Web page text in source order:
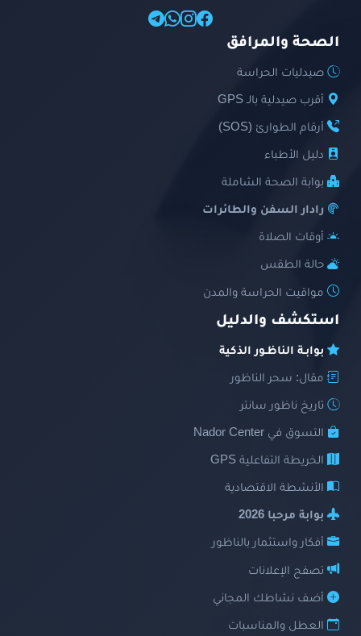
الصحة والمرافق
صيدليات الحراسة
أقرب صيدلية بالـ GPS
أرقام الطوارئ (SOS)
دليل الأطباء
بوابة الصحة الشاملة
رادار السفن والطائرات
أوقات الصلاة
حالة الطقس
مواقيت الحراسة والمدن
استكشف والدليل
بوابـة الناظـور الذكية
مقال: سحر الناظور
تاريخ ناظور سانتر
التسوق في Nador Center
الخريطة التفاعلية GPS
الأنشطة الاقتصادية
بوابة مرحبا 2026
أفكار واستثمار بالناظور
تصفح الإعلانات
أضف نشاطك المجاني
العطل والمناسبات